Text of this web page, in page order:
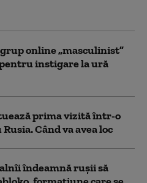
online „masculinist”
instigare la ură
prima vizită într-o
Când va avea loc
îndeamnă ruşii să